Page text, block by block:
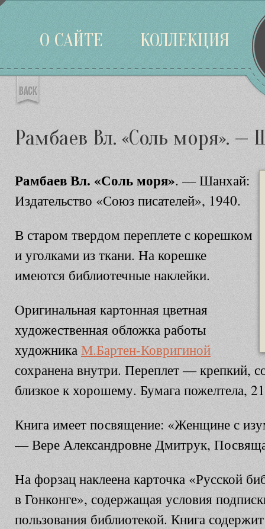
О САЙТЕ КОЛЛЕКЦИЯ
Рамбаев Вл. «Соль моря». —
Рамбаев Вл. «Соль моря». — Шанхай:
Издательство «Союз писателей», 1940.
В старом твердом переплете с корешком
и уголками из ткани. На корешке
имеются библиотечные наклейки.
Оригинальная картонная цветная
художественная обложка работы
художникаМ.Бартен-Ковригиной
сохранена внутри. Переплет — крепкий,
близкое к хорошему. Бумага пожелтела,
Книга имеет посвящение: «Женщине с
— Вере Александровне Дмитрук,
На форзац наклеена карточка «Русской
в Гонконге», содержащая условия
пользования библиотекой. Книга